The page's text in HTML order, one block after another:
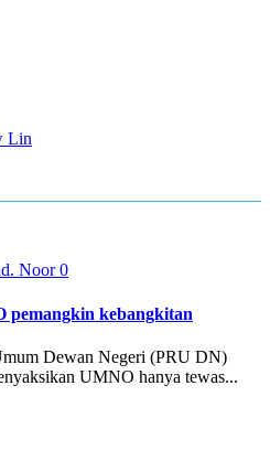
Lin
Noor0
pemangkin kebangkitan
Dewan Negeri (PRU DN)
UMNO hanya tewas...